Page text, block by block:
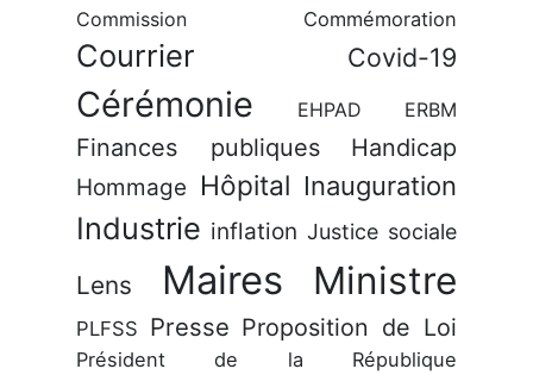
Commission Commémoration
Courrier Covid-19
Cérémonie EHPAD ERBM
Finances publiques Handicap
Hommage Hôpital Inauguration
Industrie inflation Justice sociale
Lens Maires Ministre
PLFSS Presse Proposition de Loi
Président de la République